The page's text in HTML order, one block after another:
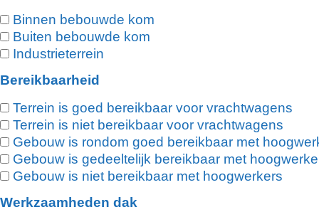
Binnen bebouwde kom
Buiten bebouwde kom
Industrieterrein
Bereikbaarheid
Terrein is goed bereikbaar voor vrachtwagens
Terrein is niet bereikbaar voor vrachtwagens
Gebouw is rondom goed bereikbaar met
Gebouw is gedeeltelijk bereikbaar met
Gebouw is niet bereikbaar met hoogwerkers
Werkzaamheden dak